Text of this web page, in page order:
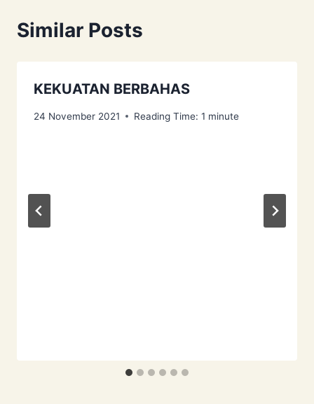
Similar Posts
KEKUATAN BERBAHAS
24 November 2021 Reading Time: 1 minute